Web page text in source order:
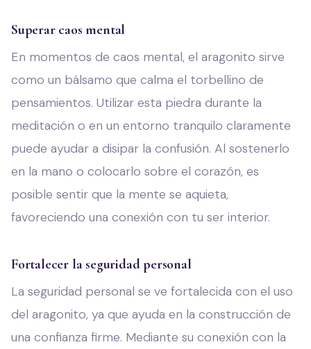
Superar caos mental
En momentos de caos mental, el aragonito sirve
como un bálsamo que calma el torbellino de
pensamientos. Utilizar esta piedra durante la
meditación o en un entorno tranquilo claramente
puede ayudar a disipar la confusión. Al sostenerlo
en la mano o colocarlo sobre el corazón, es
posible sentir que la mente se aquieta,
favoreciendo una conexión con tu ser interior.
Fortalecer la seguridad personal
La seguridad personal se ve fortalecida con el uso
del aragonito, ya que ayuda en la construcción de
una confianza firme. Mediante su conexión con la